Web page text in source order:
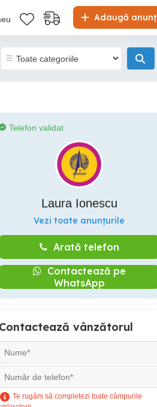
Adaugă anunț
Telefon validat
Laura Ionescu
Vezi toate anunțurile
Arată telefon
Contactează pe
WhatsApp
Contactează vânzătorul
Te rugăm să completezi toate câmpurile